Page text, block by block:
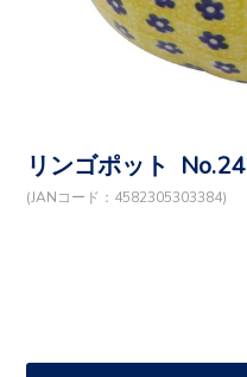
リンゴポット
(JANコード：4582305303384)